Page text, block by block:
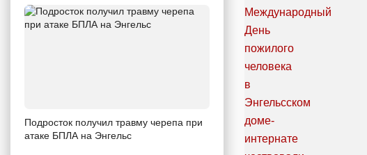
Подросток получил травму черепа при
атаке БПЛА на Энгельс